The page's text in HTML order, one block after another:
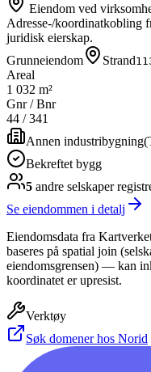
Eiendom ved
Adresse-/koordinatkobling
juridisk eierskap.
Grunneiendom
Strand
Areal
1 032 m²
Gnr / Bnr
44 /341
Annen industribygning(
Bekreftet bygg
5 andre selskaper
Se eiendommen i detalj
Eiendomsdata fra
baseres på spatial join
eiendomsgrensen) — kan
koordinatet er upresist.
Verktøy
Søk domener hos Norid